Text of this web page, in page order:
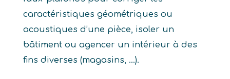
caractéristiques géométriques ou
acoustiques d’une pièce, isoler un
bâtiment ou agencer un intérieur à des
fins diverses (magasins, …).